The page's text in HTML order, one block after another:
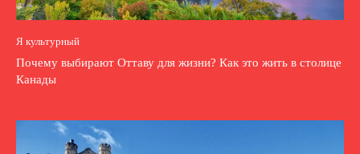
Я культурный
Почему выбирают Оттаву для жизни? Как это жить в столице
Канады